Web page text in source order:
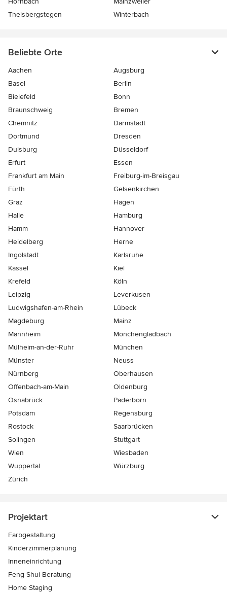
Theisbergstegen
Winterbach
Beliebte Orte
Aachen
Augsburg
Basel
Berlin
Bielefeld
Bonn
Braunschweig
Bremen
Chemnitz
Darmstadt
Dortmund
Dresden
Duisburg
Düsseldorf
Erfurt
Essen
Frankfurt am Main
Freiburg-im-Breisgau
Fürth
Gelsenkirchen
Graz
Hagen
Halle
Hamburg
Hamm
Hannover
Heidelberg
Herne
Ingolstadt
Karlsruhe
Kassel
Kiel
Krefeld
Köln
Leipzig
Leverkusen
Ludwigshafen-am-Rhein
Lübeck
Magdeburg
Mainz
Mannheim
Mönchen­gladbach
Mülheim-an-der-Ruhr
München
Münster
Neuss
Nürnberg
Oberhausen
Offenbach-am-Main
Oldenburg
Osnabrück
Paderborn
Potsdam
Regensburg
Rostock
Saarbrücken
Solingen
Stuttgart
Wien
Wiesbaden
Wuppertal
Würzburg
Zürich
Projektart
Farbgestaltung
Kinderzimmerplanung
Inneneinrichtung
Feng Shui Beratung
Home Staging